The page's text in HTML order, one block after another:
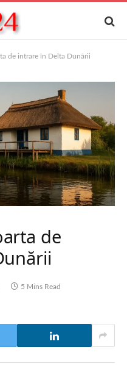
de intrare în Delta Dunării
de
5 Mins Read